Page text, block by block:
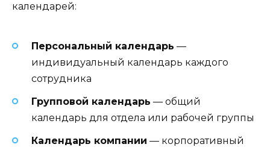
календарей:
Персональный календарь —
индивидуальный календарь каждого
сотрудника
Групповой календарь — общий
календарь для отдела или рабочей группы
Календарь компании — корпоративный